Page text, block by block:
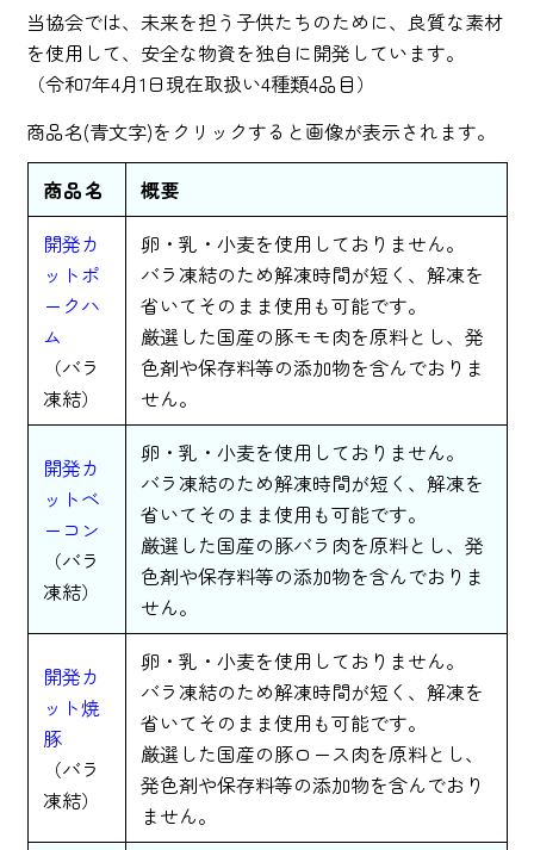
当協会では、未来を担う子供たちのために、良質な素材
を使用して、安全な物資を独自に開発しています。
（令和7年4月1日現在取扱い4種類4品目）
商品名(青文字)をクリックすると画像が表示されます。
商品名
概要
開発カ
ットポ
ークハ
ム
（バラ
凍結）
卵・乳・小麦を使用しておりません。
バラ凍結のため解凍時間が短く、解凍を
省いてそのまま使用も可能です。
厳選した国産の豚モモ肉を原料とし、発
色剤や保存料等の添加物を含んでおりま
せん。
開発カ
ットベ
ーコン
（バラ
凍結）
卵・乳・小麦を使用しておりません。
バラ凍結のため解凍時間が短く、解凍を
省いてそのまま使用も可能です。
厳選した国産の豚バラ肉を原料とし、発
色剤や保存料等の添加物を含んでおりま
せん。
開発カ
ット焼
豚
（バラ
凍結）
卵・乳・小麦を使用しておりません。
バラ凍結のため解凍時間が短く、解凍を
省いてそのまま使用も可能です。
厳選した国産の豚ロース肉を原料とし、
発色剤や保存料等の添加物を含んでおり
ません。